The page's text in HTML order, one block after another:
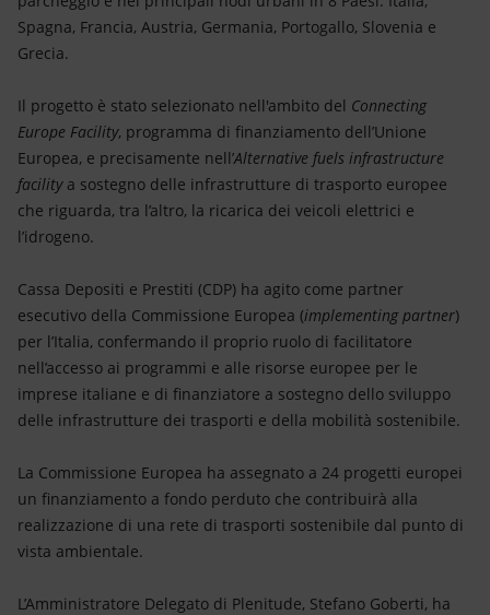
Spagna, Francia, Austria, Germania, Portogallo, Slovenia e
Grecia.
Il progetto è stato selezionato nell'ambito del Connecting
Europe Facility, programma di finanziamento dell’Unione
Europea, e precisamente nell’Alternative fuels infrastructure
facilitya sostegno delle infrastrutture di trasporto europee
che riguarda, tra l’altro, la ricarica dei veicoli elettrici e
l’idrogeno.
Cassa Depositi e Prestiti (CDP) ha agito come partner
esecutivo della Commissione Europea (implementing partner)
per l’Italia, confermando il proprio ruolo di facilitatore
nell’accesso ai programmi e alle risorse europee per le
imprese italiane e di finanziatore a sostegno dello sviluppo
delle infrastrutture dei trasporti e della mobilità sostenibile.
La Commissione Europea ha assegnato a 24 progetti europei
un finanziamento a fondo perduto che contribuirà alla
realizzazione di una rete di trasporti sostenibile dal punto di
vista ambientale.
L’Amministratore Delegato di Plenitude, Stefano Goberti, ha